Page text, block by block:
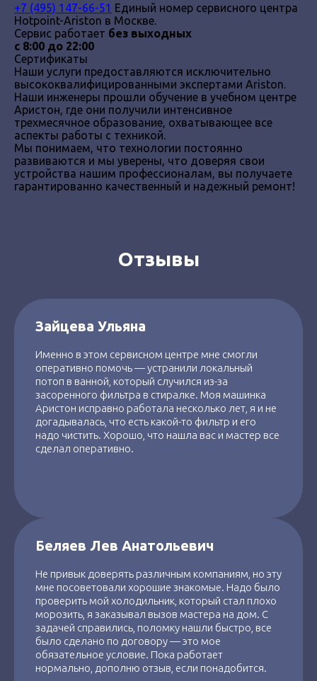
+7 (495) 147-66-51 Единый номер сервисного центра
Hotpoint-Ariston в Москве.
Сервис работает без выходных
с 8:00 до 22:00
Сертификаты
Наши услуги предоставляются исключительно
высококвалифицированными экспертами Ariston.
Наши инженеры прошли обучение в учебном центре
Аристон, где они получили интенсивное
трехмесячное образование, охватывающее все
аспекты работы с техникой.
Мы понимаем, что технологии постоянно
развиваются и мы уверены, что доверяя свои
устройства нашим профессионалам, вы получаете
гарантированно качественный и надежный ремонт!
Отзывы
Зайцева Ульяна
Именно в этом сервисном центре мне смогли
оперативно помочь — устранили локальный
потоп в ванной, который случился из-за
засоренного фильтра в стиралке. Моя машинка
Аристон исправно работала несколько лет, я и не
догадывалась, что есть какой-то фильтр и его
надо чистить. Хорошо, что нашла вас и мастер все
сделал оперативно.
Беляев Лев Анатольевич
Не привык доверять различным компаниям, но эту
мне посоветовали хорошие знакомые. Надо было
проверить мой холодильник, который стал плохо
морозить, я заказывал вызов мастера на дом. С
задачей справились, поломку нашли быстро, все
было сделано по договору — это мое
обязательное условие. Пока работает
нормально, дополню отзыв, если понадобится.